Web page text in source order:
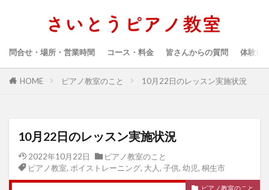
問合せ・場所・営業時間 コース・料金 皆さんからの質問 体験レ
HOME ピアノ教室のこと 10月22日のレッスン実施状況
10月22日のレッスン実施状況
2022年10月22日
ピアノ教室のこと
ピアノ教室, ボイストレーニング, 大人, 子供, 幼児, 桐生市
ピアノ教室のこと